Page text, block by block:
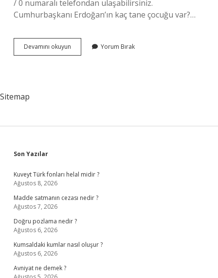
/ 0 numaralı telefondan ulaşabilirsiniz.
Cumhurbaşkanı Erdoğan’ın kaç tane çocuğu var?…
Devamını okuyun
Tayyip
Yorum Bırak
Sitemap
Sidebar
Son Yazılar
Kuveyt Türk fonları helal midir ?
Ağustos 8, 2026
Madde satmanın cezası nedir ?
Ağustos 7, 2026
Doğru pozlama nedir ?
Ağustos 6, 2026
Kumsaldaki kumlar nasıl oluşur ?
Ağustos 6, 2026
Avniyat ne demek ?